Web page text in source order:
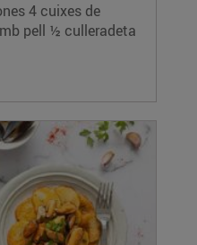
4 cuixes de
pell ½ culleradeta